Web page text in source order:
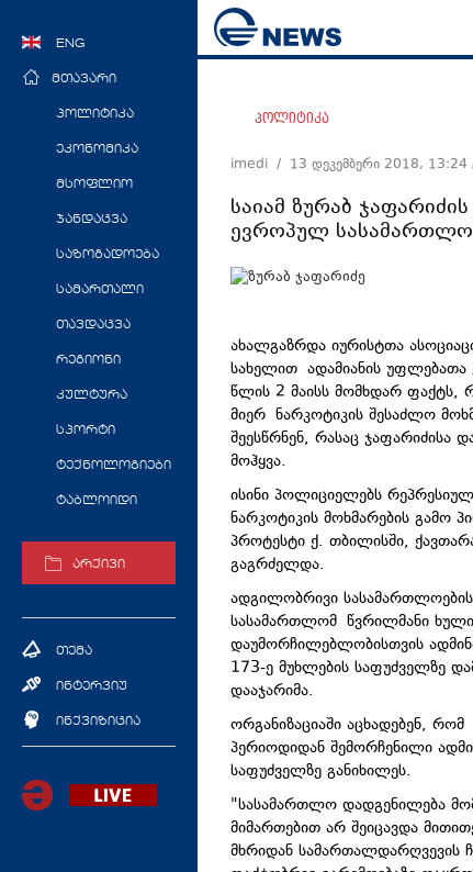
ENG
მთავარი
პოლიტიკა
ეკონომიკა
მსოფლიო
ჯანდაცვა
საზოგადოება
სამართალი
თავდაცვა
რეგიონი
კულტურა
სპორტი
ტექნოლოგიები
ტაბლოიდი
არქივი
თემა
ინტერვიუ
ინქვიზიცია
პოლიტიკა
imedi / 13 დეკემბერი 2018, 13:24
საიამ ზურაბ
ევროპულ
ახალგაზრდა იურისტთა
სახელით ადამიანის
წლის 2 მაისს მომხდარ ფაქტს,
მიერ ნარკოტიკის შესაძლო
შეესწრნენ, რასაც ჯაფარიძისა
მოჰყვა.
ისინი პოლიციელებს
ნარკოტიკის მოხმარების გამო
პროტესტი ქ. თბილისში,
გაგრძელდა.
ადგილობრივი
სასამართლომ წვრილმანი
დაუმორჩილებლობისთვის
173-ე მუხლების საფუძველზე
დააჯარიმა.
ორგანიზაციაში აცხადებენ,
პერიოდიდან შემორჩენილი
საფუძველზე განიხილეს.
"სასამართლო დადგენილება
მიმართებით არ შეიცავდა
მხრიდან სამართალდარღვევის